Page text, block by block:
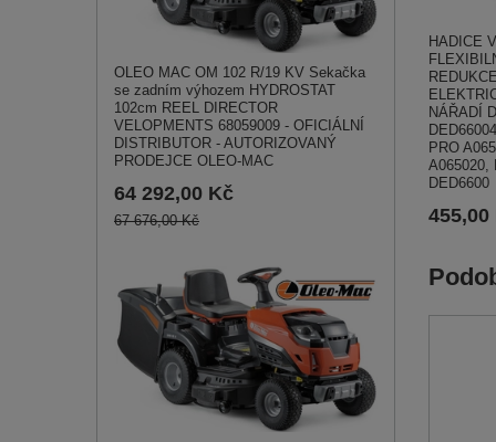
OLEO MAC OM 102 R/19 KV Sekačka
se zadním výhozem HYDROSTAT
102cm REEL DIRECTOR
VELOPMENTS 68059009 - OFICIÁLNÍ
DISTRIBUTOR - AUTORIZOVANÝ
PRODEJCE OLEO-MAC
64 292,00 Kč
67 676,00 Kč
HADICE
NÁŘADÍ
PRO
A065020,
DED6600
455,00